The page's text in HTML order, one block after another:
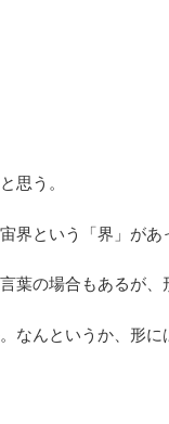
思う。
という「界」があ
葉の場合もあるが、
なんというか、形に